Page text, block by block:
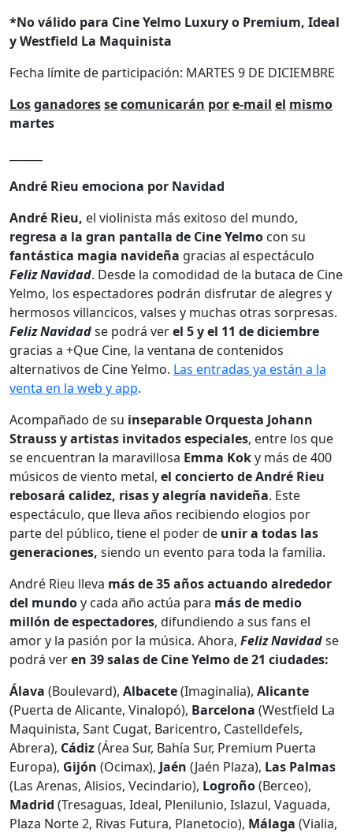
*No válido para Cine Yelmo Luxury o Premium, Ideal
y Westfield La Maquinista
Fecha límite de participación: MARTES 9 DE DICIEMBRE
Losganadoressecomunicarán pore-mail el mismo
martes
André Rieu emociona por Navidad
André Rieu, el violinista más exitoso del mundo,
regresa a la gran pantalla de Cine Yelmo con su
fantástica magia navideña gracias al espectáculo
Feliz Navidad. Desde la comodidad de la butaca de Cine
Yelmo, los espectadores podrán disfrutar de alegres y
hermosos villancicos, valses y muchas otras sorpresas.
Feliz Navidadse podrá verel 5 y el 11 de diciembre
gracias a +Que Cine, la ventana de contenidos
alternativos de Cine Yelmo. Las entradas ya están a la
venta en la web y app.
Acompañado de su inseparable Orquesta Johann
Strauss y artistas invitados especiales, entre los que
se encuentran la maravillosa Emma Koky más de 400
músicos de viento metal, el concierto de André Rieu
rebosará calidez, risas y alegría navideña. Este
espectáculo, que lleva años recibiendo elogios por
parte del público, tiene el poder de unir a todas las
generaciones, siendo un evento para toda la familia.
André Rieu lleva más de 35 años actuando alrededor
del mundoy cada año actúa para más de medio
millón de espectadores, difundiendo a sus fans el
amor y la pasión por la música. Ahora, Feliz Navidadse
podrá veren 39 salas de Cine Yelmo de 21 ciudades:
Álava (Boulevard), Albacete(Imaginalia), Alicante
(Puerta de Alicante, Vinalopó), Barcelona (Westfield La
Maquinista, Sant Cugat, Baricentro, Castelldefels,
Abrera), Cádiz(Área Sur, Bahía Sur, Premium Puerta
Europa), Gijón (Ocimax), Jaén (Jaén Plaza), Las Palmas
(Las Arenas, Alisios, Vecindario), Logroño(Berceo),
Madrid (Tresaguas, Ideal, Plenilunio, Islazul, Vaguada,
Plaza Norte 2, Rivas Futura, Planetocio), Málaga (Vialia,